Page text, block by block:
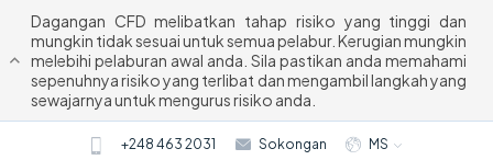
Dagangan CFD melibatkan tahap risiko yang tinggi dan
mungkin tidak sesuai untuk semua pelabur. Kerugian mungkin
melebihi pelaburan awal anda. Sila pastikan anda memahami
sepenuhnya risiko yang terlibat dan mengambil langkah yang
sewajarnya untuk mengurus risiko anda.
+248 463 2031 Sokongan MS